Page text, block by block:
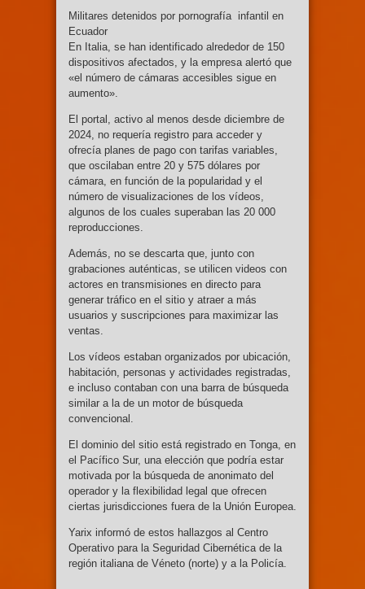
Militares detenidos por pornografía infantil en
Ecuador
En Italia, se han identificado alrededor de 150
dispositivos afectados, y la empresa alertó que
«el número de cámaras accesibles sigue en
aumento».
El portal, activo al menos desde diciembre de
2024, no requería registro para acceder y
ofrecía planes de pago con tarifas variables,
que oscilaban entre 20 y 575 dólares por
cámara, en función de la popularidad y el
número de visualizaciones de los vídeos,
algunos de los cuales superaban las 20 000
reproducciones.
Además, no se descarta que, junto con
grabaciones auténticas, se utilicen videos con
actores en transmisiones en directo para
generar tráfico en el sitio y atraer a más
usuarios y suscripciones para maximizar las
ventas.
Los vídeos estaban organizados por ubicación,
habitación, personas y actividades registradas,
e incluso contaban con una barra de búsqueda
similar a la de un motor de búsqueda
convencional.
El dominio del sitio está registrado en Tonga, en
el Pacífico Sur, una elección que podría estar
motivada por la búsqueda de anonimato del
operador y la flexibilidad legal que ofrecen
ciertas jurisdicciones fuera de la Unión Europea.
Yarix informó de estos hallazgos al Centro
Operativo para la Seguridad Cibernética de la
región italiana de Véneto (norte) y a la Policía.